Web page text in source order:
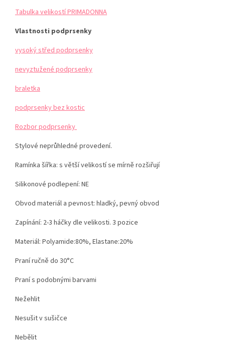
Tabulka velikostí PRIMADONNA
Vlastnosti podprsenky
vysoký střed podprsenky
nevyztužené podprsenky
braletka
podprsenky bez kostic
Rozbor podprsenky
Stylové neprůhledné provedení.
Ramínka šířka: s větší velikostí se mírně rozšiřují
Silikonové podlepení: NE
Obvod materiál a pevnost: hladký, pevný obvod
Zapínání: 2-3 háčky dle velikosti. 3 pozice
Materiál: Polyamide:80%, Elastane:20%
Praní ručně do 30°C
Praní s podobnými barvami
Nežehlit
Nesušit v sušičce
Nebělit